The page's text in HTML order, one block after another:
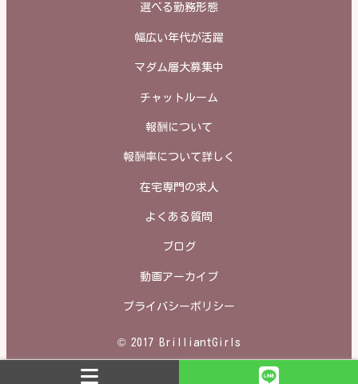
選べる勤務形態
幅広い年代が活躍
マダム層大募集中
チャットルーム
報酬について
報酬率について詳しく
在宅専門の求人
よくある質問
ブログ
動画アーカイブ
プライバシーポリシー
© 2017 BrilliantGirls